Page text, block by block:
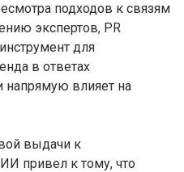
подходов к связям
экспертов, PR
для
в ответах
напрямую влияет на
выдачи к
привел к тому, что